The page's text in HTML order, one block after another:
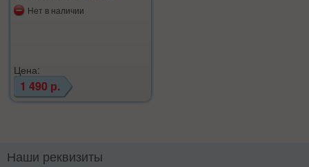
Нет в наличии
Цена:
1 490 р.
Наши реквизиты